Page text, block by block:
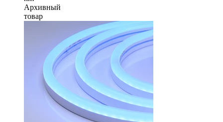
Архивный
товар